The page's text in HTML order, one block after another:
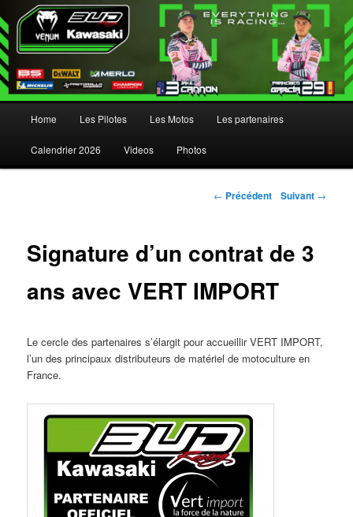
Aller au contenu principal
Aller au contenu secondaire
Home Les Pilotes Les Motos Les partenaires
Calendrier 2026 Videos Photos
Navigation des articles
← Précédent Suivant →
Signature d’un contrat de 3
ans avec VERT IMPORT
Le cercle des partenaires s’élargit pour accueillir VERT IMPORT,
l’un des principaux distributeurs de matériel de motoculture en
France.